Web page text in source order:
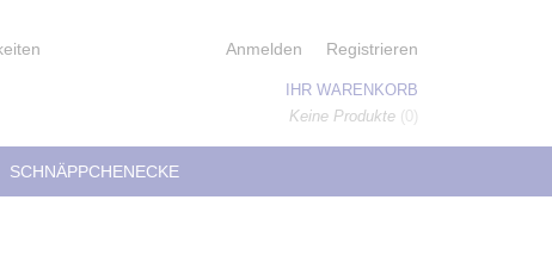
Anmelden Registrieren
IHR WARENKORB
Keine Produkte (0)
SCHNÄPPCHENECKE